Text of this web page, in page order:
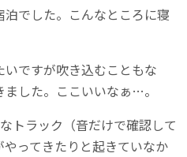
でした。こんなところに寝
ですが吹き込むこともな
した。ここいいなぁ…。
トラック（音だけで確認して
ってきたりと起きていなか